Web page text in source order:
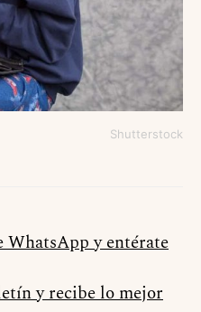
Shutterstock
WhatsApp y entérate
y recibe lo mejor